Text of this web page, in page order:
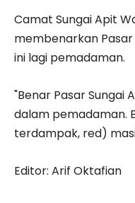
Camat Sungai Apit
membenarkan
ini lagi pemadaman.
"Benar Pasar Sungai
dalam pemadaman.
terdampak, red)
Editor: Arif Oktafian